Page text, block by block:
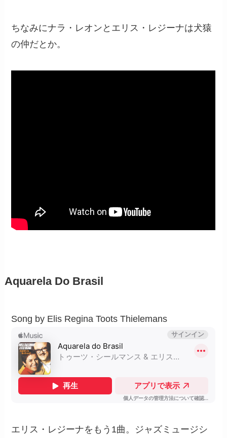
ちなみにナラ・レオンとエリス・レジーナは犬猿
の仲だとか。
Aquarela Do Brasil
Song by Elis Regina Toots Thielemans
エリス・レジーナをもう1曲。ジャズミュージシ